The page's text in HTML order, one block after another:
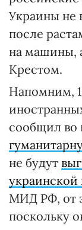
Украины не
после
на машины,
Крестом.
Напомним,
сообщил во
не будут
украинской
МИД РФ, от
поскольку